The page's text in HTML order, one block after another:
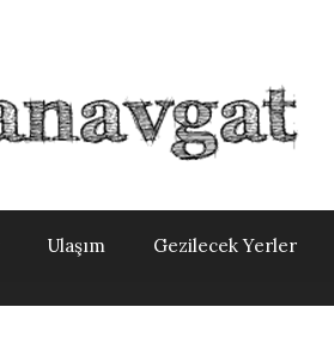
Ulaşım Gezilecek Yerler